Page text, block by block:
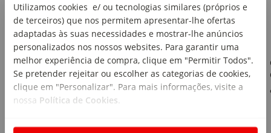
Utilizamos cookies e/ ou tecnologias similares (próprios e
de terceiros) que nos permitem apresentar-lhe ofertas
adaptadas às suas necessidades e mostrar-lhe anúncios
personalizados nos nossos websites. Para garantir uma
melhor experiência de compra, clique em "Permitir Todos".
Se pretender rejeitar ou escolher as categorias de cookies,
clique em "Personalizar". Para mais informações, visite a
nossa Política de Cookies
Ravioli Ricota e
Espinafres Cozinha
Continente